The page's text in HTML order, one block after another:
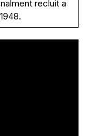
recluit a